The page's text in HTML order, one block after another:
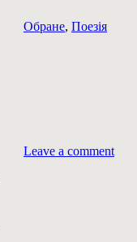
Обране, Поезія
Leave a comment